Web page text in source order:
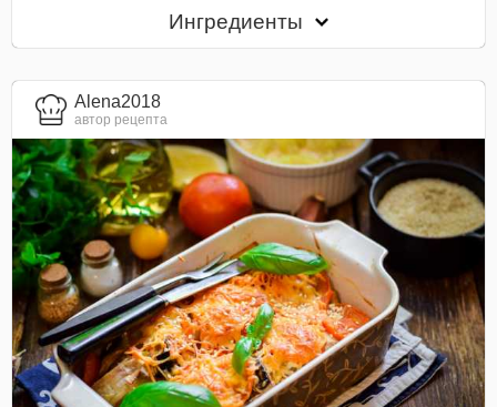
Ингредиенты
Alena2018
автор рецепта